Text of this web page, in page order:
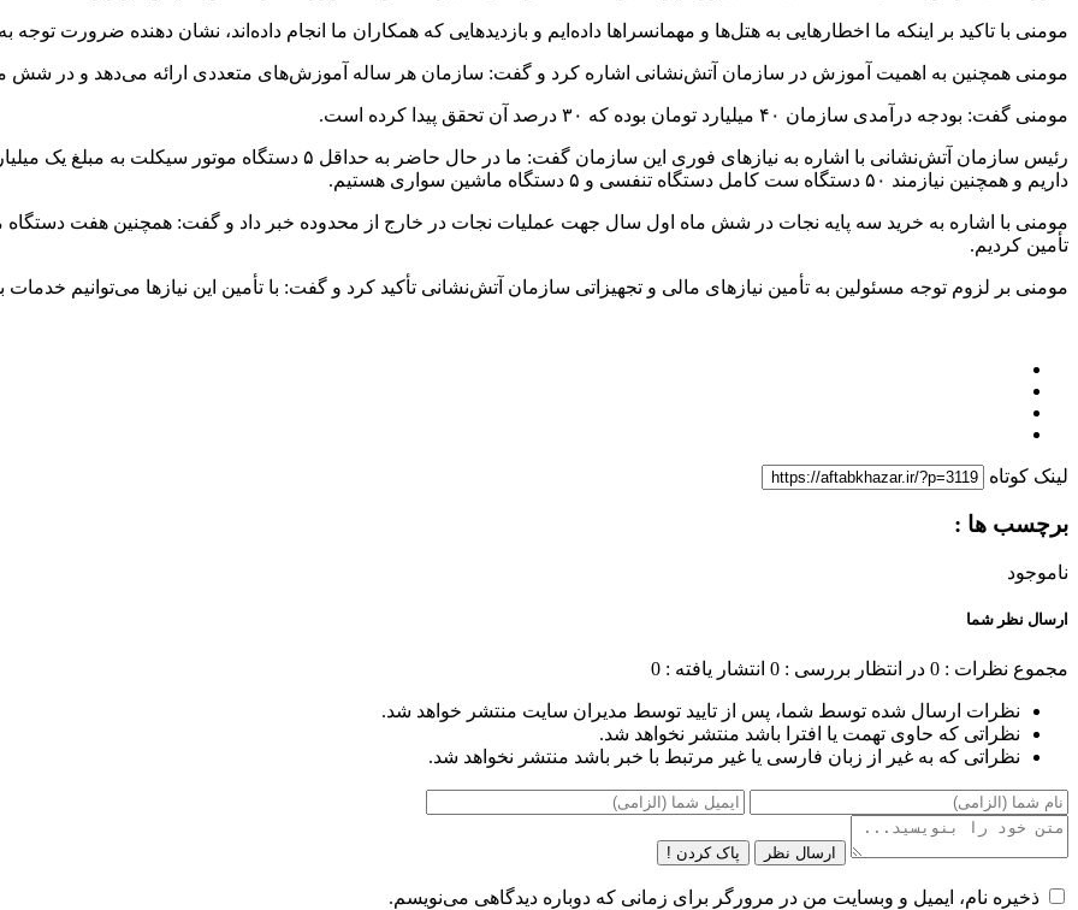
مومنی با تاکید بر اینکه ما اخطارهایی به هتل‌ها و مهمانسراها داده‌ایم و بازدیدهایی که همکاران ما انجام داده‌اند، نشان‌ دهنده ضرورت
مومنی همچنین به اهمیت آموزش در سازمان آتش‌نشانی اشاره کرد و گفت: سازمان هر ساله آموزش‌های متعددی ارائه می‌دهد و در شش ماه نخست سال، حدود ۴۴ هزار نفر
مومنی گفت: بودجه درآمدی سازمان ۴۰ میلیارد تومان بوده که ۳۰ درصد آن تحقق پیدا کرده است.
داریم و همچنین نیازمند ۵۰ دستگاه ست کامل دستگاه تنفسی و ۵ دستگاه ماشین سواری هستیم.
تأمین کردیم.
مومنی بر لزوم توجه مسئولین به تأمین نیازهای مالی و تجهیزاتی سازمان آتش‌نشانی تأکید کرد و گفت: با تأمین این نیازها می‌توانیم
لینک کوتاه
برچسب ها :
ناموجود
ارسال نظر شما
مجموع نظرات : 0 در انتظار بررسی : 0 انتشار یافته : 0
نظرات ارسال شده توسط شما، پس از تایید توسط مدیران سایت منتشر خواهد شد.
نظراتی که حاوی تهمت یا افترا باشد منتشر نخواهد شد.
نظراتی که به غیر از زبان فارسی یا غیر مرتبط با خبر باشد منتشر نخواهد شد.
ارسال نظر پاک کردن !
ذخیره نام، ایمیل و وبسایت من در مرورگر برای زمانی که دوباره دیدگاهی می‌نویسم.